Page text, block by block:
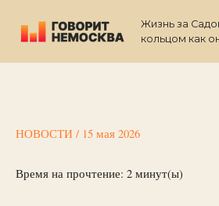
содержимому
Жизнь за
кольцом как
НОВОСТИ / 15 мая 2026
Время на прочтение: 2 минут(ы)